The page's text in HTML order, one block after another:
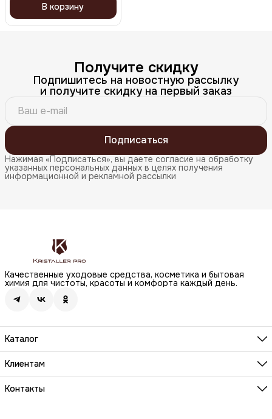
В корзину
Получите скидку
Подпишитесь на новостную рассылку
и получите скидку на первый заказ
Подписаться
Нажимая «Подписаться», вы даете согласие на обработку
указанных персональных данных в целях получения
информационной и рекламной рассылки
Качественные уходовые средства, косметика и бытовая
химия для чистоты, красоты и комфорта каждый день.
Каталог
Бренды
Волосы
Макияж
Клиентам
О компании
Реквизиты
Контакты